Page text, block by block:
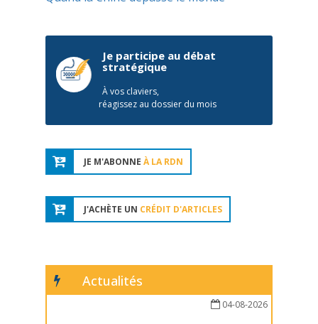
Je participe au débat
stratégique
À vos claviers,
réagissez au dossier du mois
JE M'ABONNE À LA RDN
J'ACHÈTE UN CRÉDIT D'ARTICLES
Actualités
04-08-2026